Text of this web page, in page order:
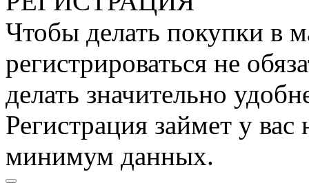
Чтобы делать покупки в
регистрироваться не
делать значительно
Регистрация займет у
минимум данных.